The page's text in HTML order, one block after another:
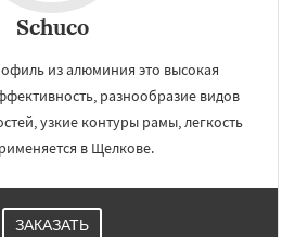
Schuco
из алюминия это высокая
разнообразие видов
узкие контуры рамы, легкость
в Щелкове.
ЗАКАЗАТЬ